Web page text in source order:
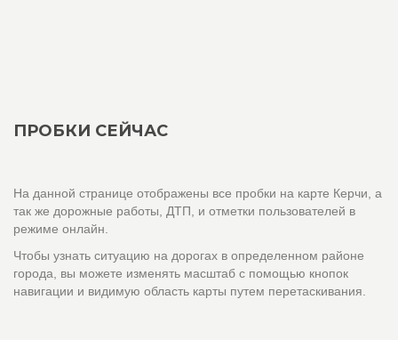
ПРОБКИ СЕЙЧАС
На данной странице отображены все пробки на карте Керчи, а
так же дорожные работы, ДТП, и отметки пользователей в
режиме онлайн.
Чтобы узнать ситуацию на дорогах в определенном районе
города, вы можете изменять масштаб с помощью кнопок
навигации и видимую область карты путем перетаскивания.